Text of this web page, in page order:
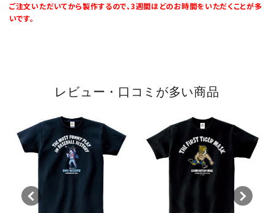
ご注文いただいてから製作するので、3週間ほどのお時間をいただくことが多
いです。
レビュー・口コミが多い商品